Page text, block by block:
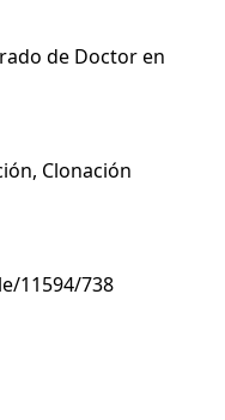
de Doctor en
, Clonación
11594/738